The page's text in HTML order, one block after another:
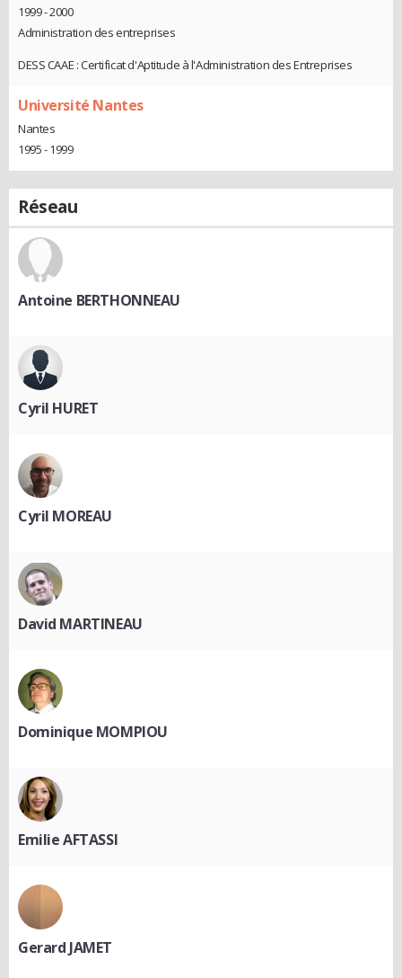
1999 - 2000
Administration des entreprises
DESS CAAE : Certificat d'Aptitude à l'Administration des Entreprises
Université Nantes
Nantes
1995 - 1999
Réseau
Antoine BERTHONNEAU
Cyril HURET
Cyril MOREAU
David MARTINEAU
Dominique MOMPIOU
Emilie AFTASSI
Gerard JAMET